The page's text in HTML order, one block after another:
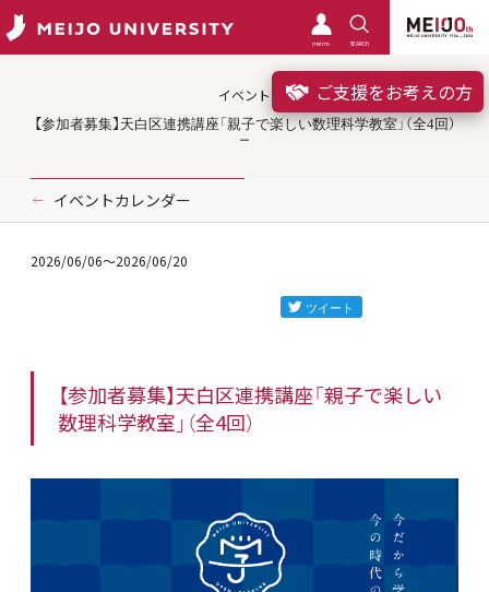
meimo SEARCH
ご支援をお考えの方
イベント
【参加者募集】天白区連携講座「親子で楽しい数理科学教室」（全4回）
イベントカレンダー
2026/06/06～2026/06/20
【参加者募集】天白区連携講座「親子で楽しい
数理科学教室」（全4回）